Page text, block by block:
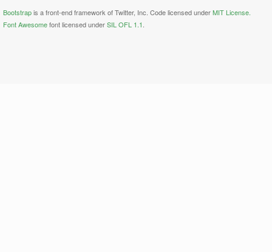
Bootstrapis a front-end framework of Twitter, Inc. Code licensed underMIT License.
Font Awesomefont licensed underSIL OFL 1.1.